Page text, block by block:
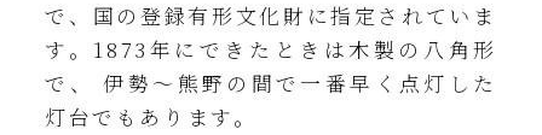
で、国の登録有形文化財に指定されていま
す。1873年にできたときは木製の八角形
で、 伊勢～熊野の間で一番早く点灯した
灯台でもあります。